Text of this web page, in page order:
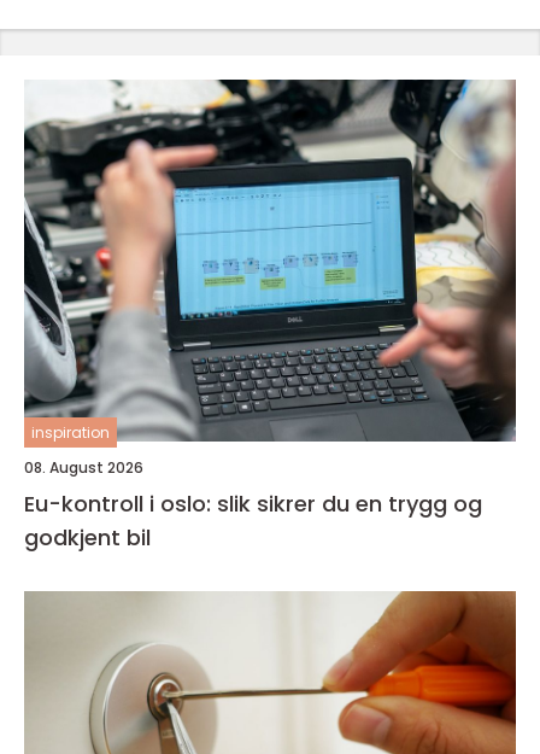
inspiration
08. August 2026
Eu-kontroll i oslo: slik sikrer du en trygg og
godkjent bil